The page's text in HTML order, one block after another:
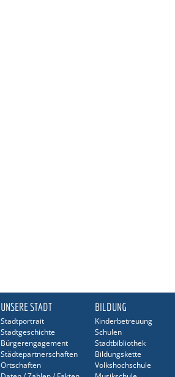
UNSERE STADT
Stadtportrait
Stadtgeschichte
Bürgerengagement
Städtepartnerschaften
Ortschaften
BILDUNG
Kinderbetreuung
Schulen
Stadtbibliothek
Bildungskette
Volkshochschule